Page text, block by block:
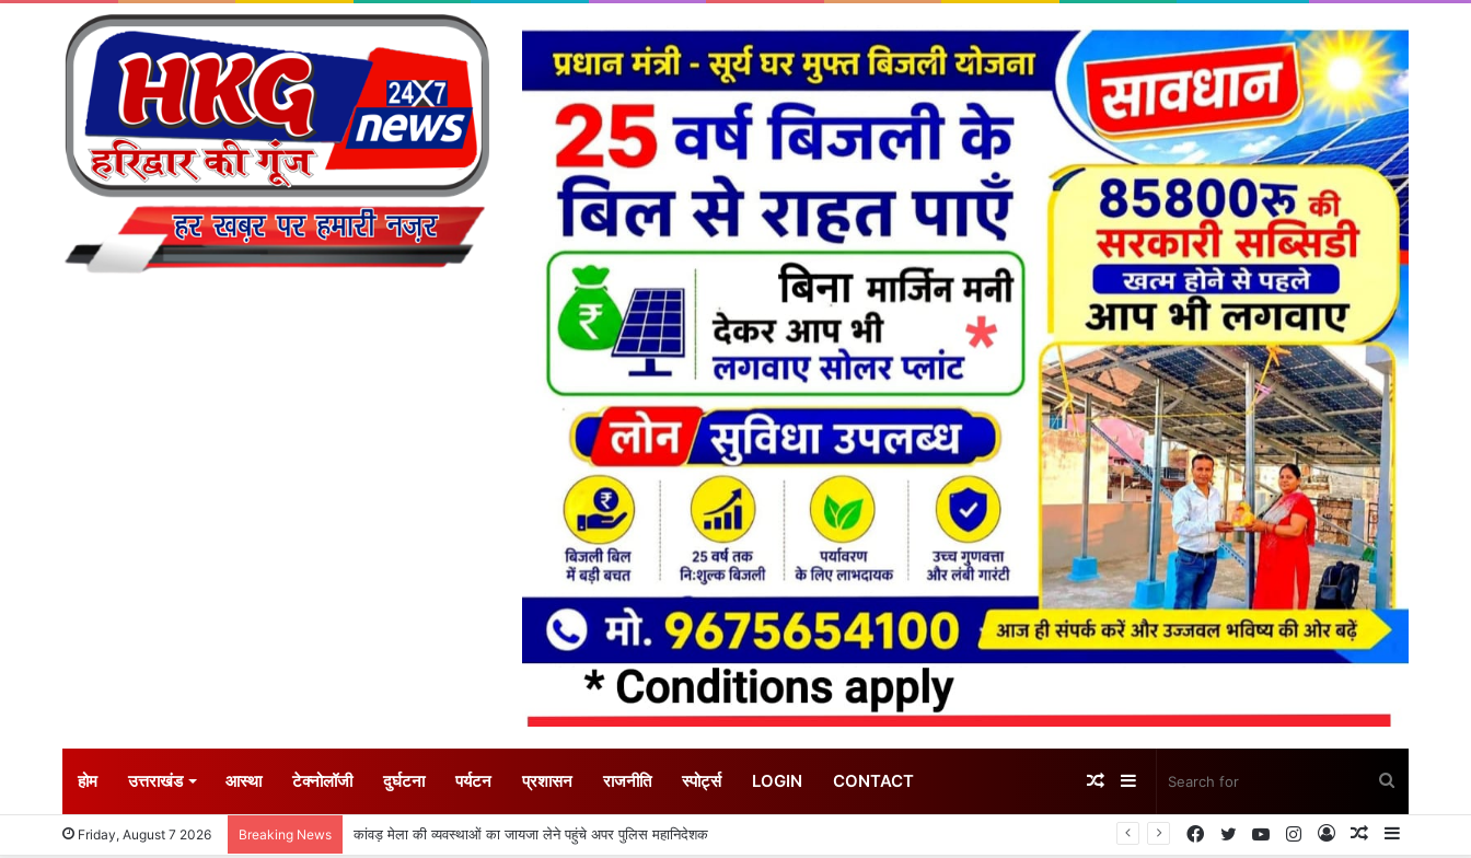
होम उत्तराखंड आस्था टेक्नोलॉजी दुर्घटना पर्यटन प्रशासन राजनीति स्पोर्ट्स LOGIN CONTACT
for
Sidebar
Random
Article
Friday, August 7 2026 Breaking News कांवड़ मेला की व्यवस्थाओं का जायजा लेने पहुंचे अपर पुलिस महानिदेशक Sidebar
Random
Log
Instagram
YouTube
Twitter
Facebook